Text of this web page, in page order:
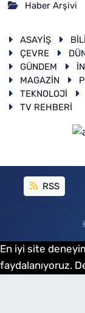
Haber Arşivi
ASAYİŞ
ÇEVRE
GÜNDEM
MAGAZİN
TEKNOLOJİ
TV REHBERİ
RSS
En iyi site
faydalanıyoruz.